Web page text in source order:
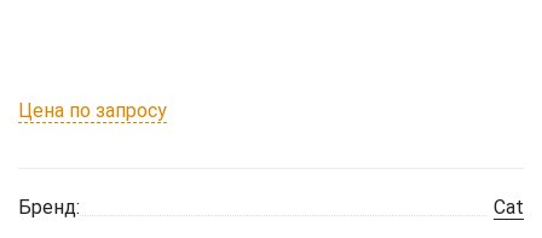
Цена по запросу
Бренд:
Cat